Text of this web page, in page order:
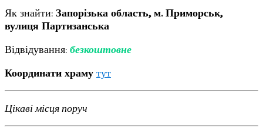
Як знайти: Запорізька область, м. Приморськ,
вулиця Партизанська
Відвідування: безкоштовне
Координати храму тут
Цікаві місця поруч